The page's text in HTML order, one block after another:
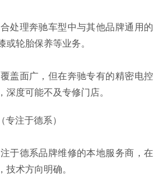
处理奔驰车型中与其他品牌通用的
或轮胎保养等业务。
盖面广，但在奔驰专有的精密电控
深度可能不及专修门店。
专注于德系）
于德系品牌维修的本地服务商，在
技术方向明确。